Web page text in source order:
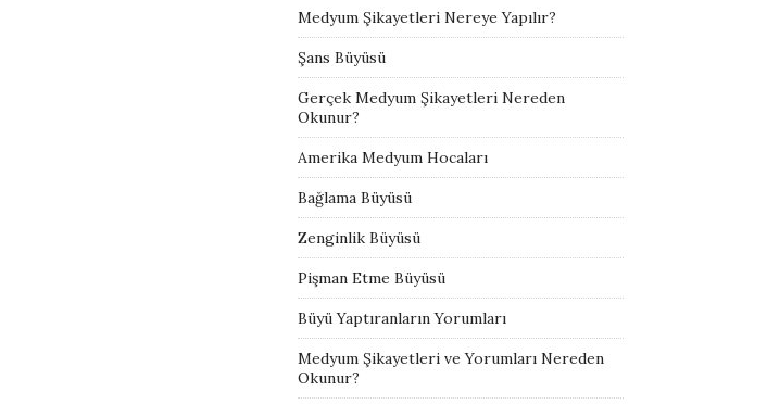
Medyum Şikayetleri Nereye Yapılır?
Şans Büyüsü
Gerçek Medyum Şikayetleri Nereden
Okunur?
Amerika Medyum Hocaları
Bağlama Büyüsü
Zenginlik Büyüsü
Pişman Etme Büyüsü
Büyü Yaptıranların Yorumları
Medyum Şikayetleri ve Yorumları Nereden
Okunur?